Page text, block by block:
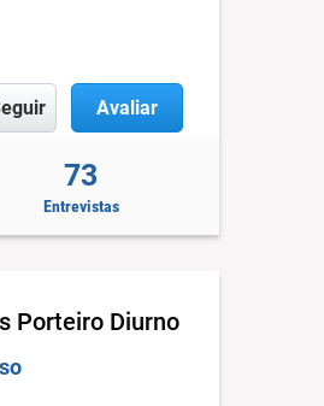
Avaliar
73
Entrevistas
Porteiro Diurno